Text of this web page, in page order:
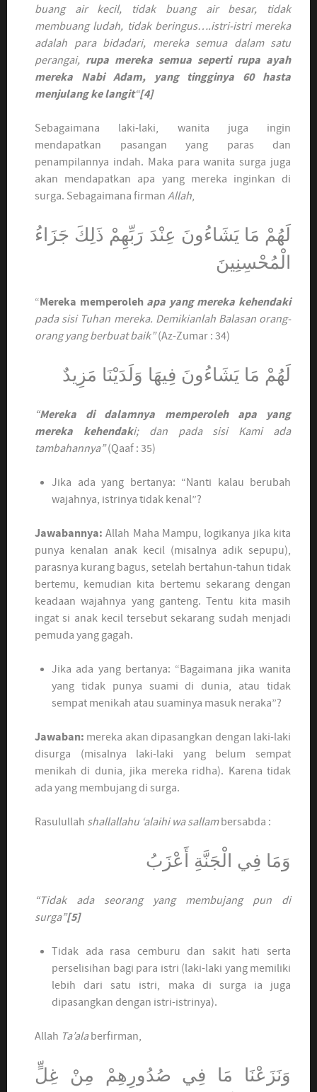
buang air kecil, tidak buang air besar, tidak
membuang ludah, tidak beringus….istri-istri mereka
adalah para bidadari, mereka semua dalam satu
perangai, rupa mereka semua seperti rupa ayah
mereka Nabi Adam, yang tingginya 60 hasta
menjulang ke langit“[4]
Sebagaimana laki-laki, wanita juga ingin
mendapatkan pasangan yang paras dan
penampilannya indah. Maka para wanita surga juga
akan mendapatkan apa yang mereka inginkan di
surga. Sebagaimana firman Allah,
لَهُمْ مَا يَشَاءُونَ عِنْدَ رَبِّهِمْ ذَلِكَ جَزَاءُ
الْمُحْسِنِينَ
“Mereka memperoleh apa yang mereka kehendaki
pada sisi Tuhan mereka. Demikianlah Balasan orang-
orang yang berbuat baik”(Az-Zumar : 34)
لَهُمْ مَا يَشَاءُونَ فِيهَا وَلَدَيْنَا مَزِيدٌ
“Mereka di dalamnya memperoleh apa yang
mereka kehendaki; dan pada sisi Kami ada
tambahannya”(Qaaf : 35)
Jika ada yang bertanya: “Nanti kalau berubah
wajahnya, istrinya tidak kenal”?
Jawabannya: Allah Maha Mampu, logikanya jika kita
punya kenalan anak kecil (misalnya adik sepupu),
parasnya kurang bagus, setelah bertahun-tahun tidak
bertemu, kemudian kita bertemu sekarang dengan
keadaan wajahnya yang ganteng. Tentu kita masih
ingat si anak kecil tersebut sekarang sudah menjadi
pemuda yang gagah.
Jika ada yang bertanya: “Bagaimana jika wanita
yang tidak punya suami di dunia, atau tidak
sempat menikah atau suaminya masuk neraka”?
Jawaban: mereka akan dipasangkan dengan laki-laki
disurga (misalnya laki-laki yang belum sempat
menikah di dunia, jika mereka ridha). Karena tidak
ada yang membujang di surga.
Rasulullah shallallahu ‘alaihi wa sallambersabda :
وَمَا فِي الْجَنَّةِ أَعْزَبُ
“Tidak ada seorang yang membujang pun di
surga”[5]
Tidak ada rasa cemburu dan sakit hati serta
perselisihan bagi para istri (laki-laki yang memiliki
lebih dari satu istri, maka di surga ia juga
dipasangkan dengan istri-istrinya).
Allah Ta’alaberfirman,
وَنَزَعْنَا مَا فِي صُدُورِهِمْ مِنْ غِلٍّ